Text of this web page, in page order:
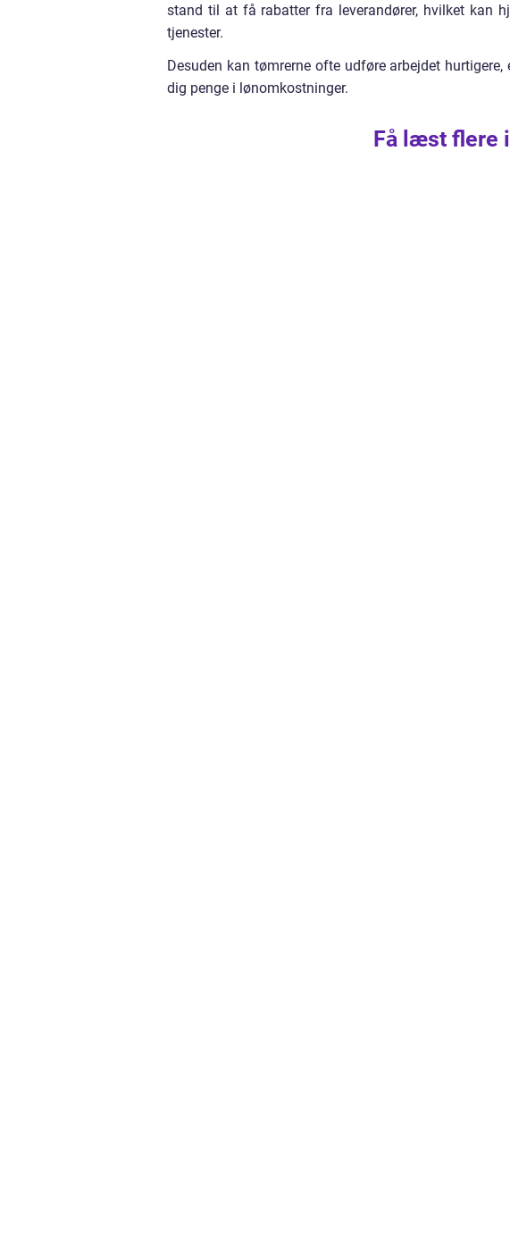
stand til at få rabatter fra leverandører, hvilket kan
tjenester.
Desuden kan tømrerne ofte udføre arbejdet
dig penge i lønomkostninger.
Få læst flere